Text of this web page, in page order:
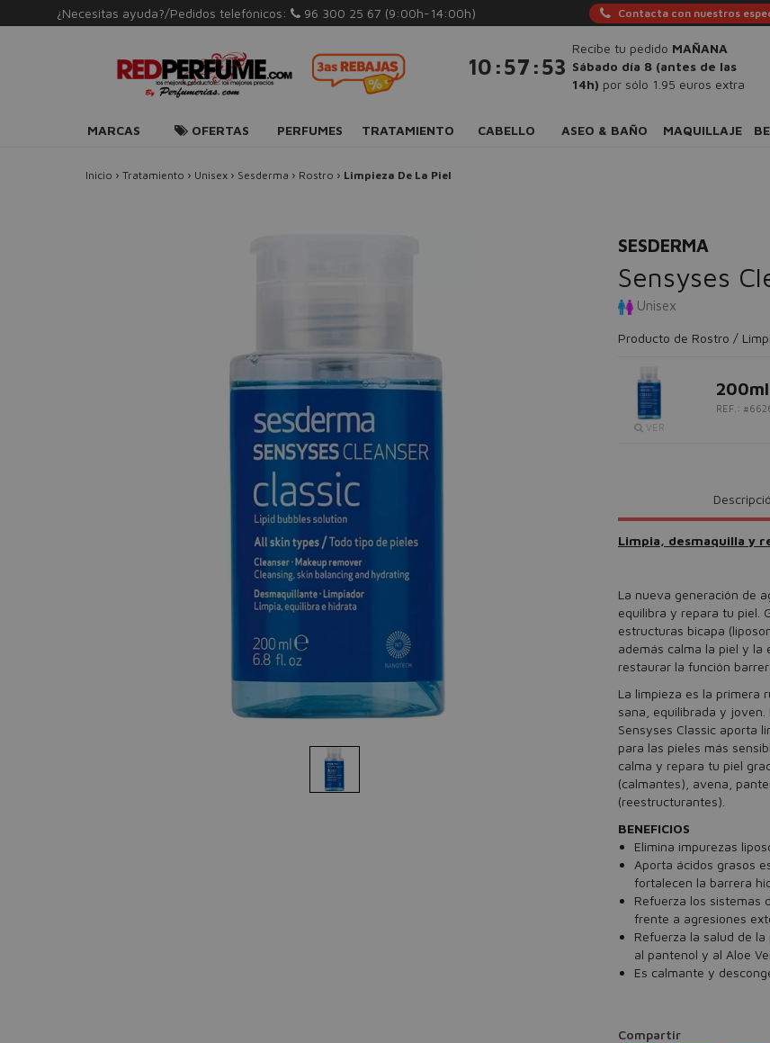
¿Necesitas ayuda?/Pedidos telefónicos: 96 300 25 67 (9:00h-14:00h) Contacta con nuestros
10 :57 :52
Recibe tu pedido MAÑANA
Sábado día 8 (antes de las
14h) por sólo 1.95 euros extra
MARCAS OFERTAS PERFUMES TRATAMIENTO CABELLO ASEO & BAÑO MAQUILLAJE
Inicio › Tratamiento › Unisex › Sesderma › Rostro › Limpieza De La Piel
SESDERMA
Sensyses
Unisex
Producto de Rostro /
VER
200ml
REF.:
Limpia, desmaquilla y
La nueva generación de
equilibra y repara tu piel.
estructuras bicapa
además calma la piel y la
restaurar la función
La limpieza es la primera
sana, equilibrada y joven.
Sensyses Classic aporta
para las pieles más
calma y repara tu piel
(calmantes), avena,
(reestructurantes).
BENEFICIOS
Elimina impurezas
Aporta ácidos grasos
fortalecen la barrera
Refuerza los sistemas
frente a agresiones
Refuerza la salud de
al pantenol y al Aloe
Es calmante y
Compartir